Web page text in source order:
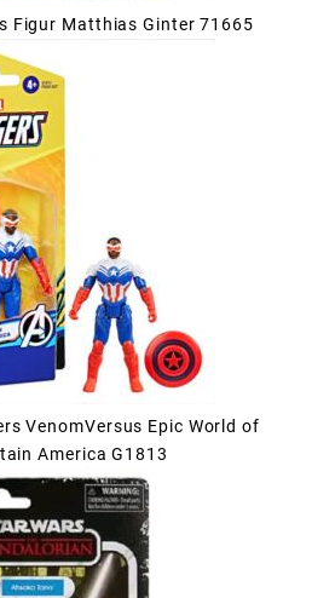
Figur Matthias Ginter 71665
VenomVersus Epic World of
America G1813